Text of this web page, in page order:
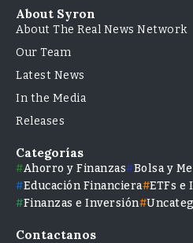
About Syron
About The Real News Network
Our Team
Latest News
In the Media
Releases
Categorías
Ahorro y Finanzas Bolsa y
Educación Financiera ETFs e
Finanzas e Inversión
Contactanos